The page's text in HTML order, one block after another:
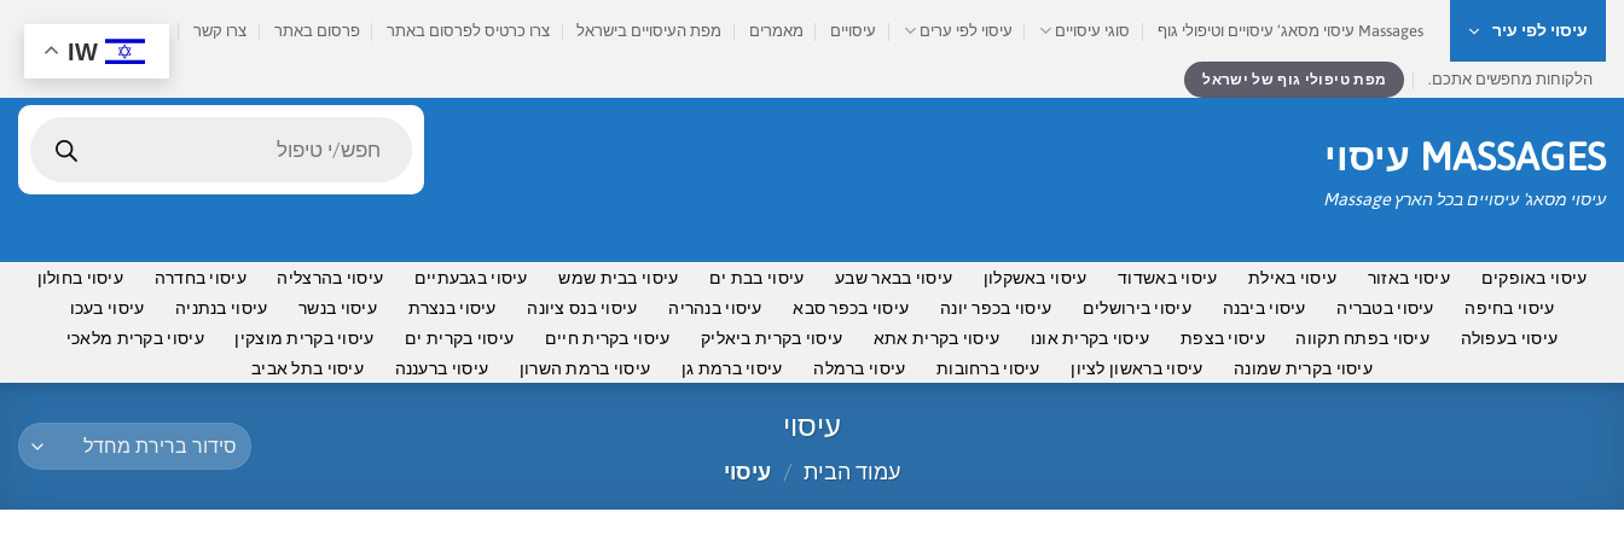
content
עיסוי לפי עיר Massages עיסוי מסאג’ עיסויים וטיפולי גוף סוגי עיסויים עיסוי לפי ערים עיסויים מאמרים מפת העיסויים בישראל צרו כרטיס לפרסום באתר פרסום באתר צרו קשר
הלקוחות מחפשים אתכם. מפת טיפולי גוף של ישראל
MASSAGES עיסוי
עיסוי מסאג' עיסויים בכל הארץ Massage
עיסוי באופקים עיסוי באזור עיסוי באילת עיסוי באשדוד עיסוי באשקלון עיסוי בבאר שבע עיסוי בבת ים עיסוי בבית שמש עיסוי בגבעתיים עיסוי בהרצליה עיסוי בחדרה
עיסוי בחולון
עיסוי בחיפה
עיסוי בטבריה עיסוי ביבנה עיסוי בירושלים עיסוי בכפר יונה עיסוי בכפר סבא עיסוי בנהריה עיסוי בנס ציונה עיסוי בנצרת עיסוי בנשר עיסוי בנתניה
עיסוי בעכו
עיסוי בעפולה
עיסוי בפתח תקווה עיסוי בצפת עיסוי בקרית אונו עיסוי בקרית אתא עיסוי בקרית ביאליק עיסוי בקרית חיים עיסוי בקרית ים עיסוי בקרית מוצקין
עיסוי בקרית מלאכי
עיסוי בקרית שמונה
עיסוי בראשון לציון עיסוי ברחובות עיסוי ברמלה עיסוי ברמת גן עיסוי ברמת השרון עיסוי ברעננה עיסוי בתל אביב
עיסוי
עמוד הבית / עיסוי
IW